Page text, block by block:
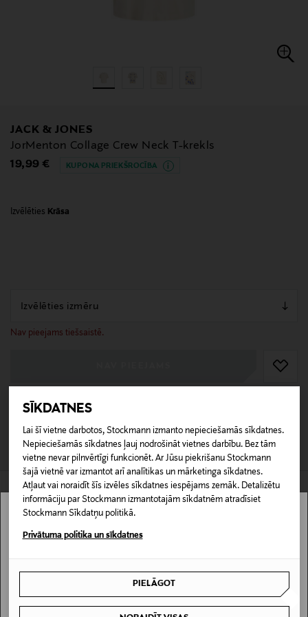
SĪKDATNES
Lai šī vietne darbotos, Stockmann izmanto nepieciešamās sīkdatnes.
Nepieciešamās sīkdatnes ļauj nodrošināt vietnes darbību. Bez tām
vietne nevar pilnvērtīgi funkcionēt. Ar Jūsu piekrišanu Stockmann
šajā vietnē var izmantot arī analītikas un mārketinga sīkdatnes.
Atļaut vai noraidīt šīs izvēles sīkdatnes iespējams zemāk. Detalizētu
informāciju par Stockmann izmantotajām sīkdatnēm atradīsiet
Stockmann Sīkdatņu politikā.
Privātuma politika un sīkdatnes
PIELĀGOT
JACK & JONES
JorMenton Collage Crew Neck T-krekls
Original Price
19,99 € KUPONA PRIEKŠROCĪBA
Izvēlēties Krāsa
Nav pieejams tiešsaistē.
null
Pārbaudi zemāk preces pieejamību veikalā un iespēju rezervēt.
Rīga MEKLĒT VEIKALU
Produkta informācija
Šim ērtajam T-kreklam ir brīvs piegriezums. Krekls ir
aizmugurē ir spilgts detalizēts raksts, kas piešķir
ikdienas valkāšanai un to var viegli kombinēt ar citiem
Saņemšana veikalā
Stockmann nav pieejams tavā valstī.
I UNDERSTAND